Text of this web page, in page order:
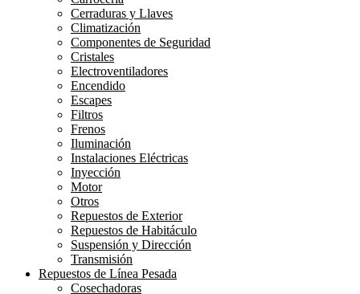
Cerraduras y Llaves
Climatización
Componentes de Seguridad
Cristales
Electroventiladores
Encendido
Escapes
Filtros
Frenos
Iluminación
Instalaciones Eléctricas
Inyección
Motor
Otros
Repuestos de Exterior
Repuestos de Habitáculo
Suspensión y Dirección
Transmisión
Repuestos de Línea Pesada
Cosechadoras